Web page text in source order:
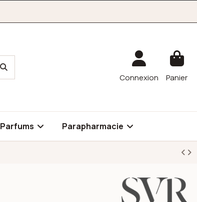
Connexion Panier
Parfums Parapharmacie
SVR